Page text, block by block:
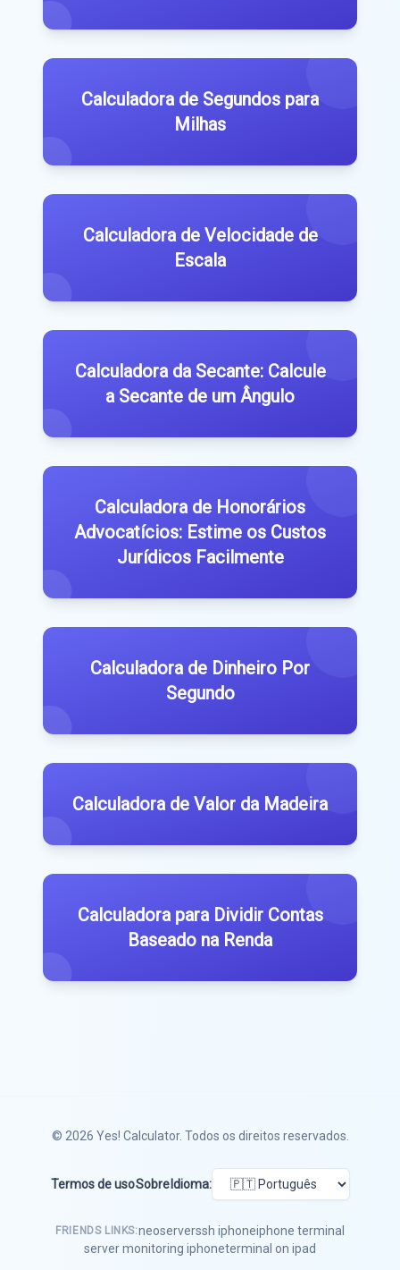
Calculadora de Segundos para
Milhas
Calculadora de Velocidade de
Escala
Calculadora da Secante: Calcule
a Secante de um Ângulo
Calculadora de Honorários
Advocatícios: Estime os Custos
Jurídicos Facilmente
Calculadora de Dinheiro Por
Segundo
Calculadora de Valor da Madeira
Calculadora para Dividir Contas
Baseado na Renda
© 2026 Yes! Calculator. Todos os direitos reservados.
Termos de usoSobreIdioma:
FRIENDS LINKS:neoserverssh iphoneiphone terminal
server monitoring iphoneterminal on ipad